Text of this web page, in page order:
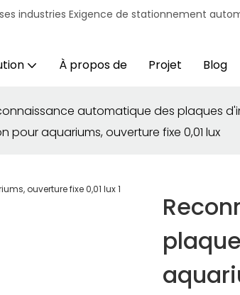
industries Exigence de stationnement
À propos de Projet Blog
automatique des plaques
aquariums, ouverture fixe 0,01 lux